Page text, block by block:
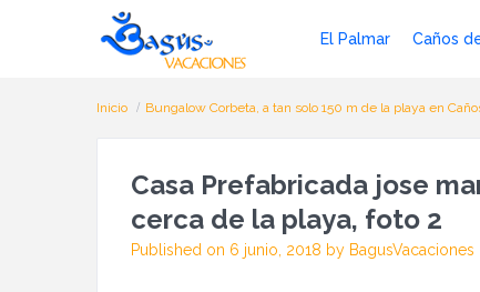
El Palmar Caños
Inicio Bungalow Corbeta, a tan solo 150 m de la playa en
Casa Prefabricada jose
cerca de la playa, foto 2
Published on 6 junio, 2018 by BagusVacaciones